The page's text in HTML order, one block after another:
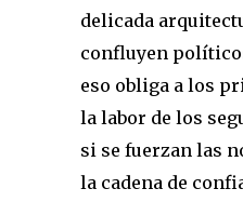
delicada
confluyen
eso obliga a los
la labor de los
si se fuerzan las
la cadena de